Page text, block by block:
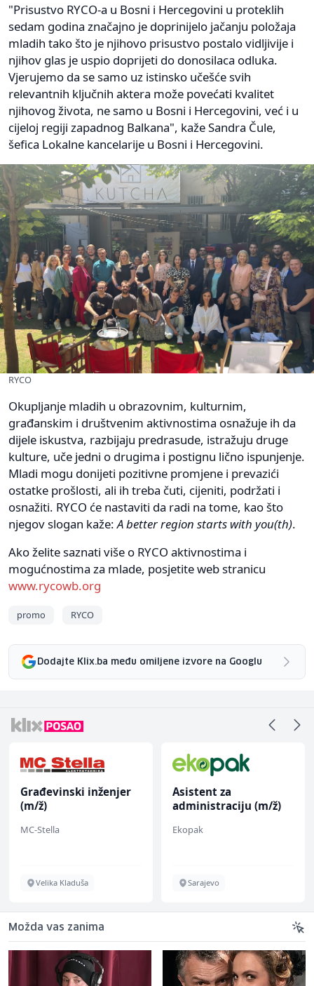
"Prisustvo RYCO-a u Bosni i Hercegovini u proteklih
sedam godina značajno je doprinijelo jačanju položaja
mladih tako što je njihovo prisustvo postalo vidljivije i
njihov glas je uspio doprijeti do donosilaca odluka.
Vjerujemo da se samo uz istinsko učešće svih
relevantnih ključnih aktera može povećati kvalitet
njihovog života, ne samo u Bosni i Hercegovini, već i u
cijeloj regiji zapadnog Balkana", kaže Sandra Čule,
šefica Lokalne kancelarije u Bosni i Hercegovini.
RYCO
Okupljanje mladih u obrazovnim, kulturnim,
građanskim i društvenim aktivnostima osnažuje ih da
dijele iskustva, razbijaju predrasude, istražuju druge
kulture, uče jedni o drugima i postignu lično ispunjenje.
Mladi mogu donijeti pozitivne promjene i prevazići
ostatke prošlosti, ali ih treba čuti, cijeniti, podržati i
osnažiti. RYCO će nastaviti da radi na tome, kao što
njegov slogan kaže:A better region starts with you(th).
Ako želite saznati više o RYCO aktivnostima i
mogućnostima za mlade, posjetite web stranicu
www.rycowb.org
promo RYCO
Dodajte Klix.ba među omiljene izvore na Googlu
Građevinski inženjer
(m/ž)
MC-Stella
Velika Kladuša
Asistent za
administraciju (m/ž)
Ekopak
Sarajevo
Možda vas zanima